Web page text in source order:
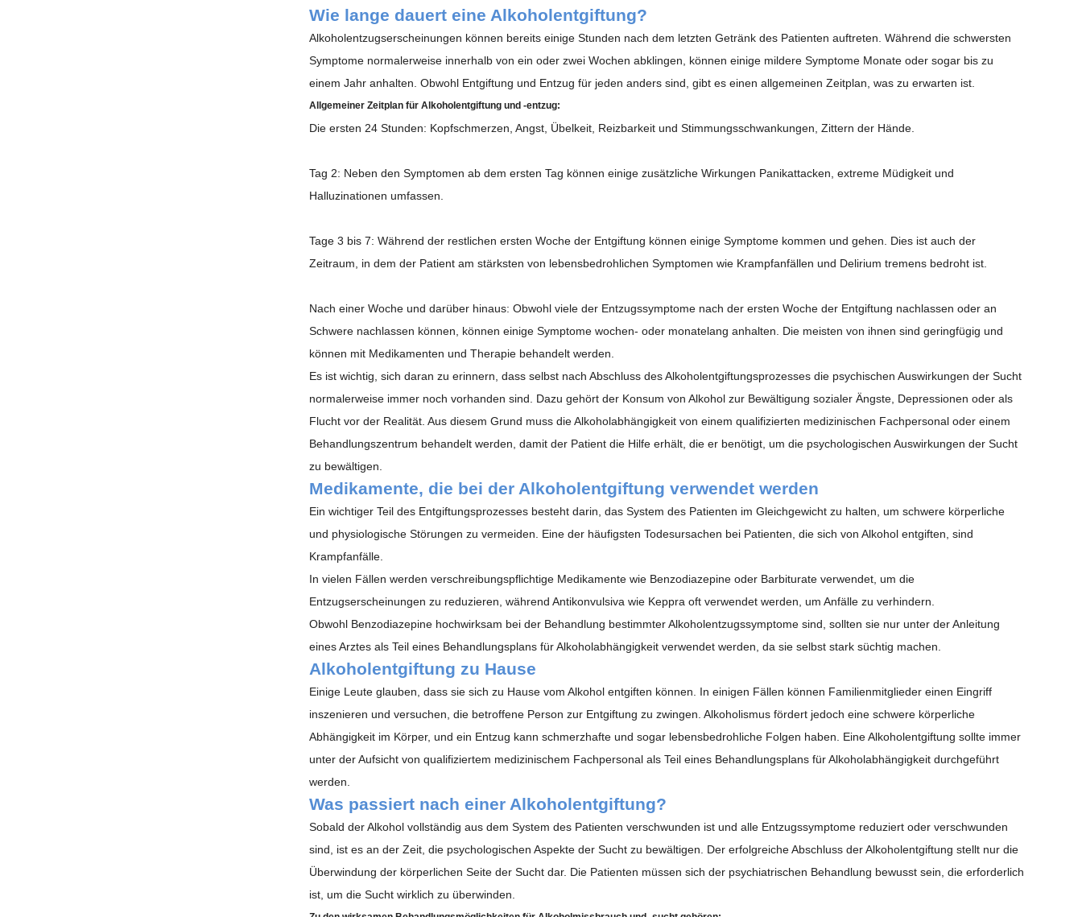
Wie lange dauert eine Alkoholentgiftung?
Alkoholentzugserscheinungen können bereits einige Stunden nach dem letzten Getränk des Patienten auftreten. Während die schwersten
Symptome normalerweise innerhalb von ein oder zwei Wochen abklingen, können einige mildere Symptome Monate oder sogar bis zu
einem Jahr anhalten. Obwohl Entgiftung und Entzug für jeden anders sind, gibt es einen allgemeinen Zeitplan, was zu erwarten ist.
Allgemeiner Zeitplan für Alkoholentgiftung und -entzug:
Die ersten 24 Stunden: Kopfschmerzen, Angst, Übelkeit, Reizbarkeit und Stimmungsschwankungen, Zittern der Hände.
Tag 2: Neben den Symptomen ab dem ersten Tag können einige zusätzliche Wirkungen Panikattacken, extreme Müdigkeit und
Halluzinationen umfassen.
Tage 3 bis 7: Während der restlichen ersten Woche der Entgiftung können einige Symptome kommen und gehen. Dies ist auch der
Zeitraum, in dem der Patient am stärksten von lebensbedrohlichen Symptomen wie Krampfanfällen und Delirium tremens bedroht ist.
Nach einer Woche und darüber hinaus: Obwohl viele der Entzugssymptome nach der ersten Woche der Entgiftung nachlassen oder an
Schwere nachlassen können, können einige Symptome wochen- oder monatelang anhalten. Die meisten von ihnen sind geringfügig und
können mit Medikamenten und Therapie behandelt werden.
Es ist wichtig, sich daran zu erinnern, dass selbst nach Abschluss des Alkoholentgiftungsprozesses die psychischen Auswirkungen der Sucht
normalerweise immer noch vorhanden sind. Dazu gehört der Konsum von Alkohol zur Bewältigung sozialer Ängste, Depressionen oder als
Flucht vor der Realität. Aus diesem Grund muss die Alkoholabhängigkeit von einem qualifizierten medizinischen Fachpersonal oder einem
Behandlungszentrum behandelt werden, damit der Patient die Hilfe erhält, die er benötigt, um die psychologischen Auswirkungen der Sucht
zu bewältigen.
Medikamente, die bei der Alkoholentgiftung verwendet werden
Ein wichtiger Teil des Entgiftungsprozesses besteht darin, das System des Patienten im Gleichgewicht zu halten, um schwere körperliche
und physiologische Störungen zu vermeiden. Eine der häufigsten Todesursachen bei Patienten, die sich von Alkohol entgiften, sind
Krampfanfälle.
In vielen Fällen werden verschreibungspflichtige Medikamente wie Benzodiazepine oder Barbiturate verwendet, um die
Entzugserscheinungen zu reduzieren, während Antikonvulsiva wie Keppra oft verwendet werden, um Anfälle zu verhindern.
Obwohl Benzodiazepine hochwirksam bei der Behandlung bestimmter Alkoholentzugssymptome sind, sollten sie nur unter der Anleitung
eines Arztes als Teil eines Behandlungsplans für Alkoholabhängigkeit verwendet werden, da sie selbst stark süchtig machen.
Alkoholentgiftung zu Hause
Einige Leute glauben, dass sie sich zu Hause vom Alkohol entgiften können. In einigen Fällen können Familienmitglieder einen Eingriff
inszenieren und versuchen, die betroffene Person zur Entgiftung zu zwingen. Alkoholismus fördert jedoch eine schwere körperliche
Abhängigkeit im Körper, und ein Entzug kann schmerzhafte und sogar lebensbedrohliche Folgen haben. Eine Alkoholentgiftung sollte immer
unter der Aufsicht von qualifiziertem medizinischem Fachpersonal als Teil eines Behandlungsplans für Alkoholabhängigkeit durchgeführt
werden.
Was passiert nach einer Alkoholentgiftung?
Sobald der Alkohol vollständig aus dem System des Patienten verschwunden ist und alle Entzugssymptome reduziert oder verschwunden
sind, ist es an der Zeit, die psychologischen Aspekte der Sucht zu bewältigen. Der erfolgreiche Abschluss der Alkoholentgiftung stellt nur die
Überwindung der körperlichen Seite der Sucht dar. Die Patienten müssen sich der psychiatrischen Behandlung bewusst sein, die erforderlich
ist, um die Sucht wirklich zu überwinden.